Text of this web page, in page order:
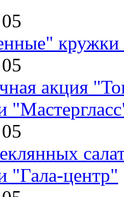
кружки
акция
"Гала-центр"